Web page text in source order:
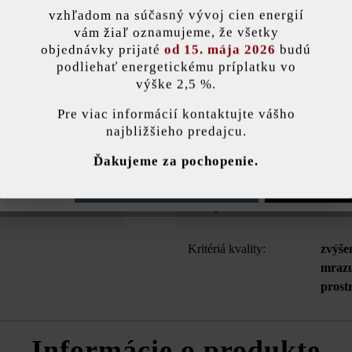
plochách, cez ktoré príležitostne prechádzajú automobily s
Ak si chcete plochu trochu vyšperkovať, vizuálne akcenty
Účel použitia:
Kritériá kvality:
používa súbory cookie, aby vám ponúkla najlepšiu možnú funkčnosť...
Povoliť všetky
vzhľadom na súčasný vývoj cien energií
vám žiaľ oznamujeme, že všetky
objednávky prijaté od 15. mája 2026 budú
podliehať energetickému príplatku vo
výške 2,5 %.
Pre viac informácií kontaktujte vášho
najbližšieho predajcu.
Ďakujeme za pochopenie.